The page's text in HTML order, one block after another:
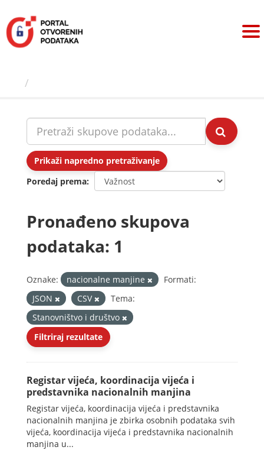
sadržaj
Prikaži napredno pretraživanje
Poredaj prema
Pronađeno skupova
podataka: 1
Oznake: nacionalne manjine
Formati:
JSON
CSV
Tema:
Stanovništvo i društvo
Filtriraj rezultate
Registar vijeća, koordinacija vijeća i
predstavnika nacionalnih manjina
Registar vijeća, koordinacija vijeća i predstavnika
nacionalnih manjina je zbirka osobnih podataka svih
vijeća, koordinacija vijeća i predstavnika nacionalnih
manjina u...